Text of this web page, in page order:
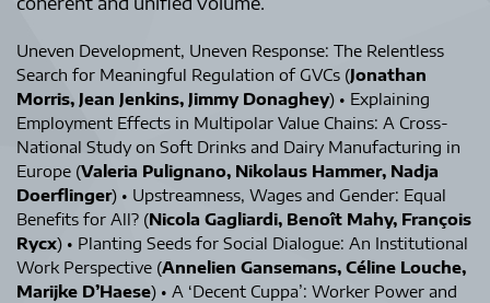
Uneven Development, Uneven Response: The Relentless
Search for Meaningful Regulation of GVCs (Jonathan
Morris, Jean Jenkins, Jimmy Donaghey) • Explaining
Employment Effects in Multipolar Value Chains: A Cross-
National Study on Soft Drinks and Dairy Manufacturing in
Europe (Valeria Pulignano, Nikolaus Hammer, Nadja
Doerflinger) • Upstreamness, Wages and Gender: Equal
Benefits for All? (Nicola Gagliardi, Benoît Mahy, François
Rycx) • Planting Seeds for Social Dialogue: An Institutional
Work Perspective (Annelien Gansemans, Céline Louche,
Marijke D’Haese) • A ‘Decent Cuppa’: Worker Power and